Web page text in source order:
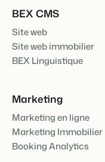
BEX CMS
Site web
Site web immobilier
BEX Linguistique
Marketing
Marketing en ligne
Marketing Immobilier
Booking Analytics